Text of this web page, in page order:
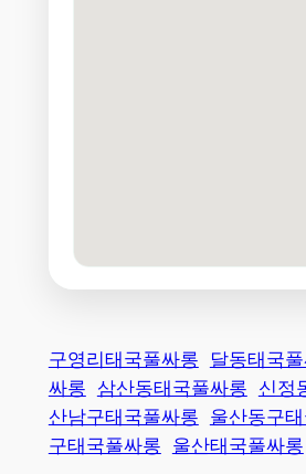
구영리태국풀싸롱 달동태국
싸롱 삼산동태국풀싸롱 신정
산남구태국풀싸롱 울산동구
구태국풀싸롱 울산태국풀싸롱